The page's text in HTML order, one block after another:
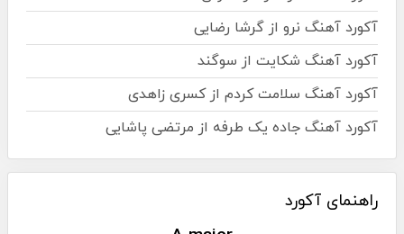
آکورد آهنگ نرو از گرشا رضایی
آکورد آهنگ شکایت از سوگند
آکورد آهنگ سلامت کردم از کسری زاهدی
آکورد آهنگ جاده یک طرفه از مرتضی پاشایی
راهنمای آکورد